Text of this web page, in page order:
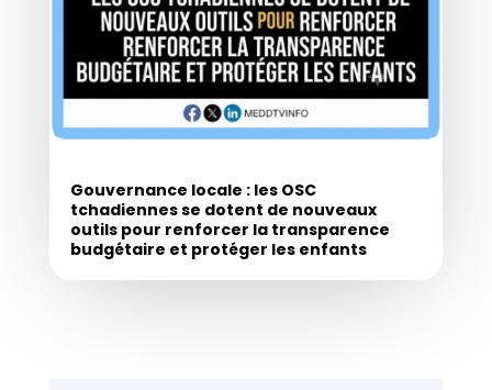
Gouvernance locale : les OSC
tchadiennes se dotent de nouveaux
outils pour renforcer la transparence
budgétaire et protéger les enfants